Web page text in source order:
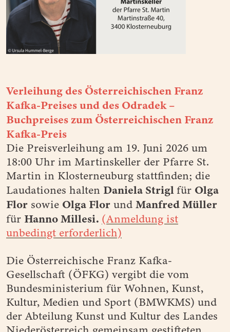
Verleihung des Österreichischen Franz
Kafka-Preises und des Odradek –
Buchpreises zum Österreichischen Franz
Kafka-Preis
Die Preisverleihung am 19. Juni 2026 um
18:00 Uhr im Martinskeller der Pfarre St.
Martin in Klosterneuburg stattfinden; die
Laudationes halten Daniela Striglfür Olga
Flor sowie Olga Flor und Manfred Müller
für Hanno Millesi. (Anmeldung ist
unbedingt erforderlich)
Die Österreichische Franz Kafka-
Gesellschaft (ÖFKG) vergibt die vom
Bundesministerium für Wohnen, Kunst,
Kultur, Medien und Sport (BMWKMS) und
der Abteilung Kunst und Kultur des Landes